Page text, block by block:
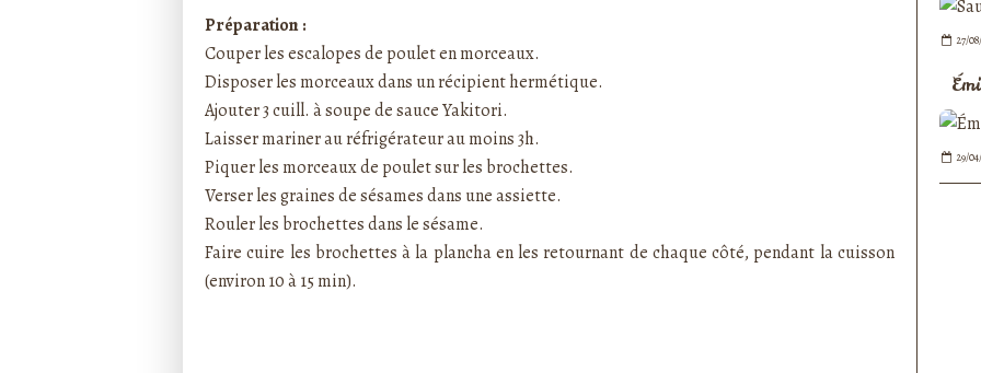
Préparation :
Couper les escalopes de poulet en morceaux.
Disposer les morceaux dans un récipient hermétique.
Ajouter 3 cuill. à soupe de sauce Yakitori.
Laisser mariner au réfrigérateur au moins 3h.
Piquer les morceaux de poulet sur les brochettes.
Verser les graines de sésames dans une assiette.
Rouler les brochettes dans le sésame.
Faire cuire les brochettes à la plancha en les retournant de chaque côté, pendant la cuisson
(environ 10 à 15 min).
27/
29/